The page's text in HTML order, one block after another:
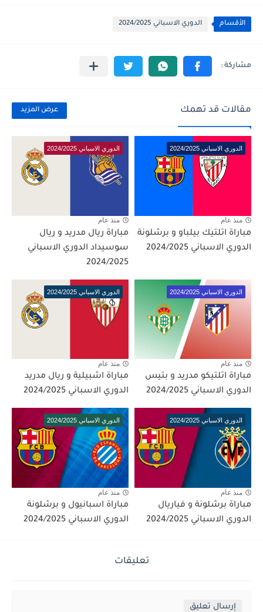
الأقسام الدوري الاسباني 2024/2025
مقالات قد تهمك عرض المزيد
الدوري الاسباني 2024/2025
منذ عام
مباراة اتلتيك بيلباو و برشلونة
الدوري الاسباني 2024/2025
الدوري الاسباني 2024/2025
منذ عام
مباراة ريال مدريد و ريال
سوسيداد الدوري الاسباني
2024/2025
الدوري الاسباني 2024/2025
منذ عام
مباراة اتلتيكو مدريد و بتيس
الدوري الاسباني 2024/2025
الدوري الاسباني 2024/2025
منذ عام
مباراة اشبيلية و ريال مدريد
الدوري الاسباني 2024/2025
الدوري الاسباني 2024/2025
منذ عام
مباراة برشلونة و فياريال
الدوري الاسباني 2024/2025
الدوري الاسباني 2024/2025
منذ عام
مباراة اسبانيول و برشلونة
الدوري الاسباني 2024/2025
تعليقات
إرسال تعليق